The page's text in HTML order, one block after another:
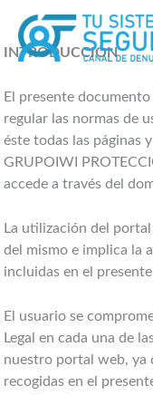
contenido
INTRODUCCIÓN
El presente
regular las normas de
éste todas las páginas
GRUPOIWI
accede a través del
La utilización del
del mismo e implica la
incluidas en el presente
El usuario se
Legal en cada una de
nuestro portal web, ya
recogidas en el